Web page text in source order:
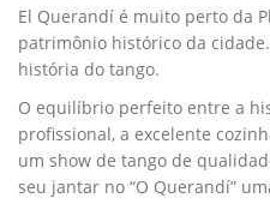
El Querandí é muito perto da
patrimônio histórico da
história do tango.
O equilíbrio perfeito entre a
profissional, a excelente
um show de tango de
seu jantar no “O Querandí”